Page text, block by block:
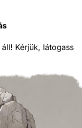
Kérjük, látogass